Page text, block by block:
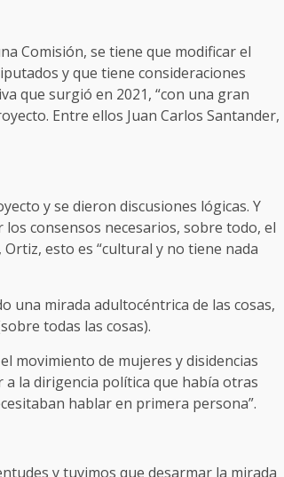
Comisión, se tiene que modificar el
y que tiene consideraciones
que surgió en 2021, “con una gran
Entre ellos Juan Carlos Santander,
y se dieron discusiones lógicas. Y
consensos necesarios, sobre todo, el
esto es “cultural y no tiene nada
una mirada adultocéntrica de las cosas,
todas las cosas).
movimiento de mujeres y disidencias
la dirigencia política que había otras
hablar en primera persona”.
y tuvimos que desarmar la mirada